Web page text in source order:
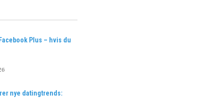
Plus – hvis du
nye datingtrends: